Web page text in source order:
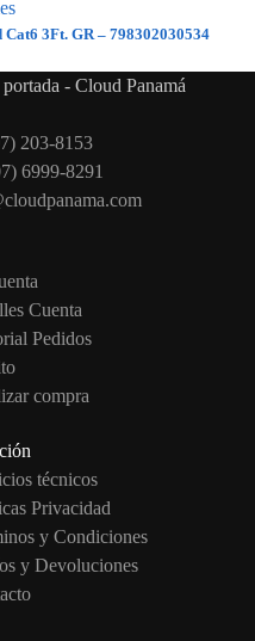
3Ft. GR – 798302030534
203-8153
6999-8291
Cuenta
Pedidos
compra
técnicos
Privacidad
y Condiciones
y Devoluciones